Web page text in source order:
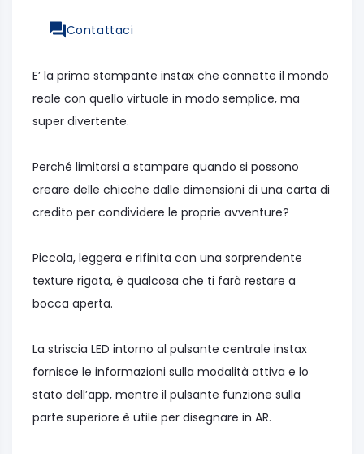
Contattaci
E’ la prima stampante instax che connette il mondo
reale con quello virtuale in modo semplice, ma
super divertente.
Perché limitarsi a stampare quando si possono
creare delle chicche dalle dimensioni di una carta di
credito per condividere le proprie avventure?
Piccola, leggera e rifinita con una sorprendente
texture rigata, è qualcosa che ti farà restare a
bocca aperta.
La striscia LED intorno al pulsante centrale instax
fornisce le informazioni sulla modalità attiva e lo
stato dell’app, mentre il pulsante funzione sulla
parte superiore è utile per disegnare in AR.